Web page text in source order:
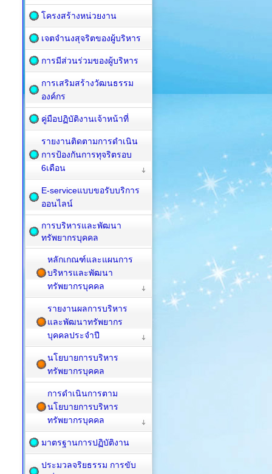
โครงสร้างหน่วยงาน
เจตจำนงสุจริตของผู้บริหาร
การมีส่วนร่วมของผู้บริหาร
การเสริมสร้างวัฒนธรรม
องค์กร
คู่มือปฏิบัติงานเจ้าหน้าที่
รายงานติดตามการดำเนิน
การป้องกันการทุจริตรอบ
6เดือน
E-serviceแบบขอรับบริการ
ออนไลน์
การบริหารและพัฒนา
ทรัพยากรบุคคล
หลักเกณฑ์และแผนการ
บริหารและพัฒนา
ทรัพยากรบุคคล
รายงานผลการบริหาร
และพัฒนาทรัพยากร
บุคคลประจำปี
นโยบายการบริหาร
ทรัพยากรบุคคล
การดำเนินการตาม
นโยบายการบริหาร
ทรัพยากรบุคคล
มาตรฐานการปฏิบัติงาน
ประมวลจริยธรรม การขับ